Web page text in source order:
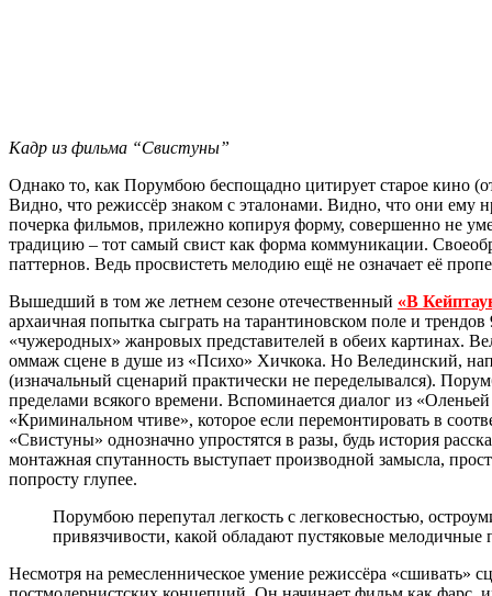
Кадр из фильма “Свистуны”
Однако то, как Порумбою беспощадно цитирует старое кино
Видно, что режиссёр знаком с эталонами. Видно, что они ему
почерка фильмов, прилежно копируя форму, совершенно не
традицию – тот самый свист как форма коммуникации.
паттернов. Ведь просвистеть мелодию ещё не означает её
Вышедший в том же летнем сезоне отечественный «В
архаичная попытка сыграть на тарантиновском поле и
«чужеродных» жанровых представителей в обеих картинах.
оммаж сцене в душе из «Психо» Хичкока. Но Велединский,
(изначальный сценарий практически не переделывался).
пределами всякого времени. Вспоминается диалог из
«Криминальном чтиве», которое если перемонтировать в
«Свистуны» однозначно упростятся в разы, будь история
монтажная спутанность выступает производной замысла,
попросту глупее.
Порумбою перепутал легкость с легковесностью,
привязчивости, какой обладают пустяковые мелодичные
Несмотря на ремесленническое умение режиссёра «сшивать»